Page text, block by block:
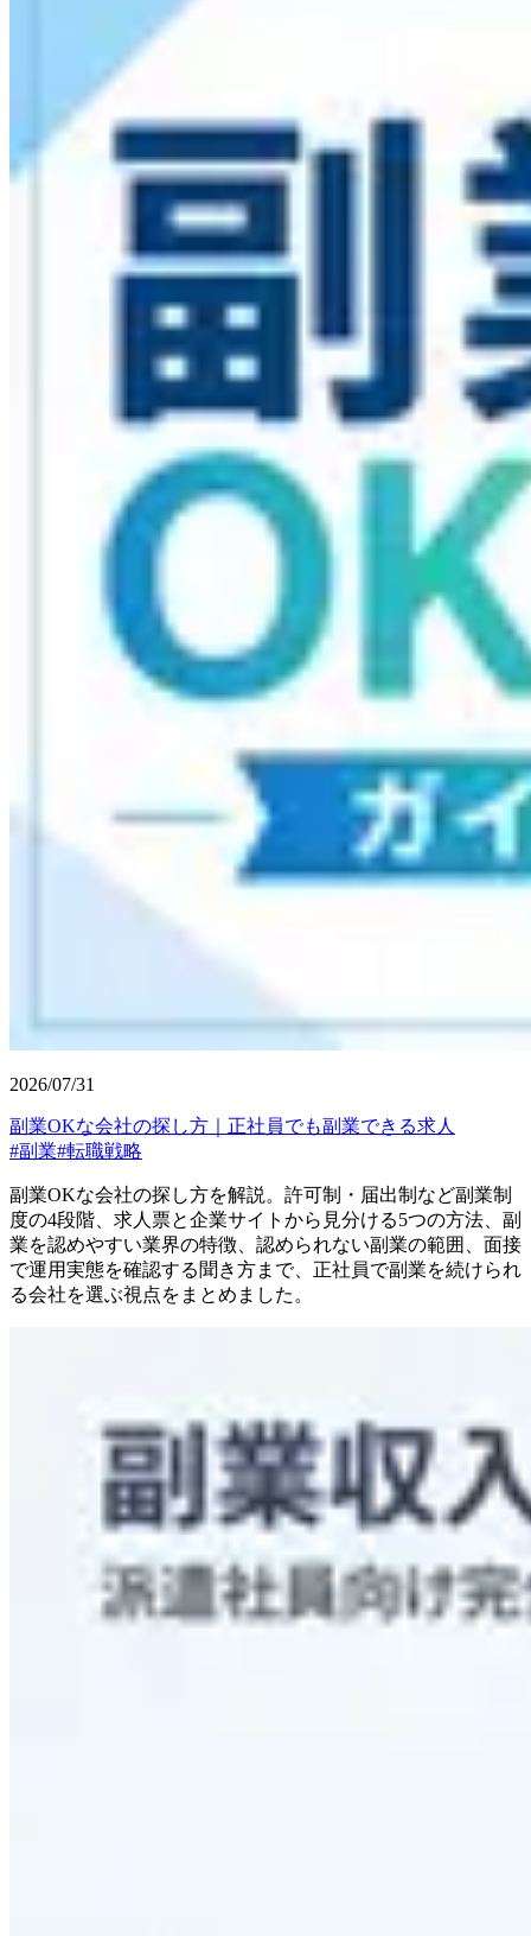
2026/07/31
副業OKな会社の探し方｜正社員でも副業できる求人
#副業#転職戦略
副業OKな会社の探し方を解説。許可制・届出制など副業制
度の4段階、求人票と企業サイトから見分ける5つの方法、副
業を認めやすい業界の特徴、認められない副業の範囲、面接
で運用実態を確認する聞き方まで、正社員で副業を続けられ
る会社を選ぶ視点をまとめました。